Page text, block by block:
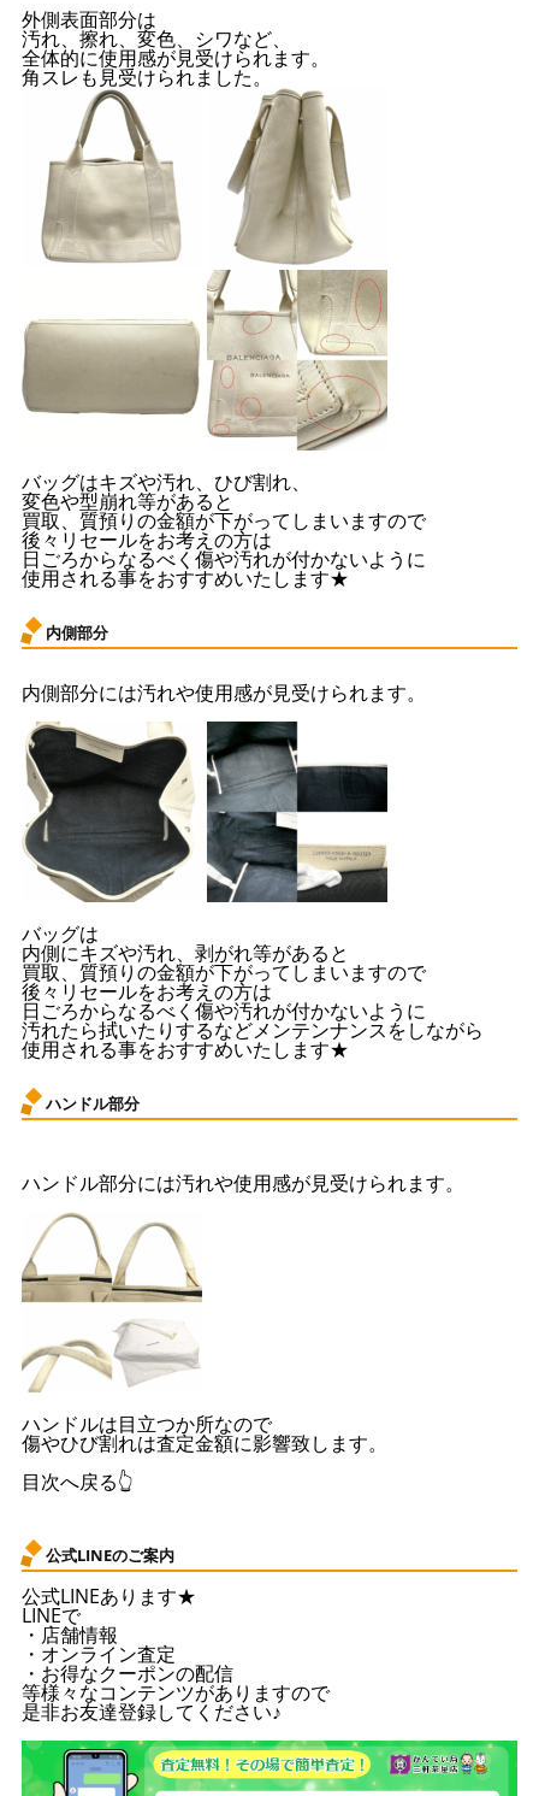
外側表面部分は
汚れ、擦れ、変色、シワなど、
全体的に使用感が見受けられます。
角スレも見受けられました。
バッグはキズや汚れ、ひび割れ、
変色や型崩れ等があると
買取、質預りの金額が下がってしまいますので
後々リセールをお考えの方は
日ごろからなるべく傷や汚れが付かないように
使用される事をおすすめいたします★
内側部分
内側部分には汚れや使用感が見受けられます。
バッグは
内側にキズや汚れ、剥がれ等があると
買取、質預りの金額が下がってしまいますので
後々リセールをお考えの方は
日ごろからなるべく傷や汚れが付かないように
汚れたら拭いたりするなどメンテンナンスをしながら
使用される事をおすすめいたします★
ハンドル部分
ハンドル部分には汚れや使用感が見受けられます。
ハンドルは目立つか所なので
傷やひび割れは査定金額に影響致します。
目次へ戻る👆
公式LINEのご案内
公式LINEあります★
LINEで
・店舗情報
・オンライン査定
・お得なクーポンの配信
等様々なコンテンツがありますので
是非お友達登録してください♪